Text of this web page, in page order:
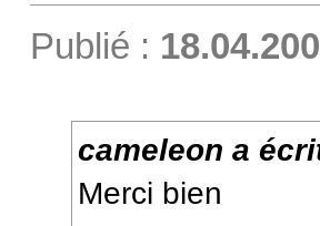
Publié :
cameleon a
Merci bien